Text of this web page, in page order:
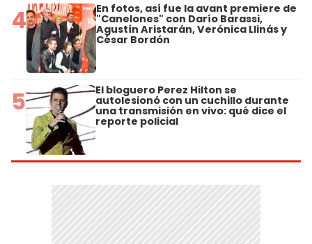
4 En fotos, así fue la avant premiere de
"Canelones" con Darío Barassi,
Agustín Aristarán, Verónica Llinás y
César Bordón
5 El bloguero Perez Hilton se
autolesionó con un cuchillo durante
una transmisión en vivo: qué dice el
reporte policial